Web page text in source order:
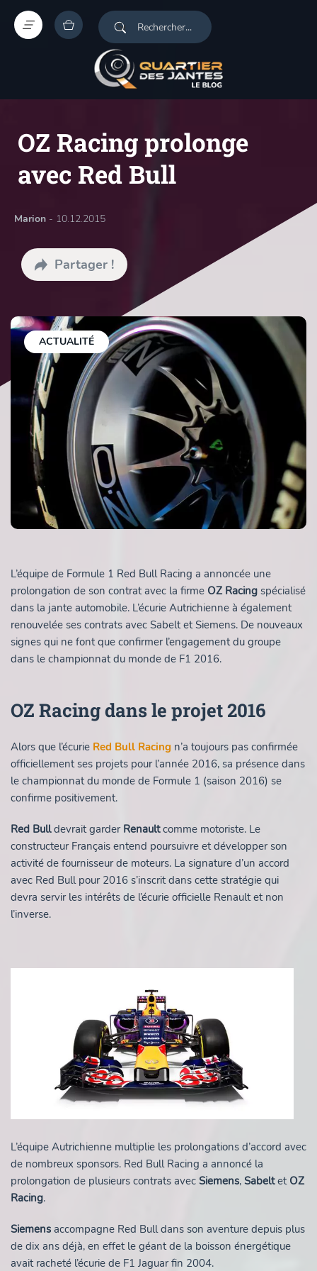
OZ Racing prolonge
avec Red Bull
Marion - 10.12.2015
Partager !
ACTUALITÉ
L’équipe de Formule 1 Red Bull Racing a annoncée une
prolongation de son contrat avec la firme OZ Racing spécialisé
dans la jante automobile. L’écurie Autrichienne à également
renouvelée ses contrats avec Sabelt et Siemens. De nouveaux
signes qui ne font que confirmer l’engagement du groupe
dans le championnat du monde de F1 2016.
OZ Racing dans le projet 2016
Alors que l’écurie Red Bull Racing n’a toujours pas confirmée
officiellement ses projets pour l’année 2016, sa présence dans
le championnat du monde de Formule 1 (saison 2016) se
confirme positivement.
Red Bulldevrait garder Renaultcomme motoriste. Le
constructeur Français entend poursuivre et développer son
activité de fournisseur de moteurs. La signature d’un accord
avec Red Bull pour 2016 s’inscrit dans cette stratégie qui
devra servir les intérêts de l’écurie officielle Renault et non
l’inverse.
L’équipe Autrichienne multiplie les prolongations d’accord avec
de nombreux sponsors. Red Bull Racing a annoncé la
prolongation de plusieurs contrats avec Siemens, Sabeltet OZ
Racing.
Siemens accompagne Red Bull dans son aventure depuis plus
de dix ans déjà, en effet le géant de la boisson énergétique
avait racheté l’écurie de F1 Jaguar fin 2004.